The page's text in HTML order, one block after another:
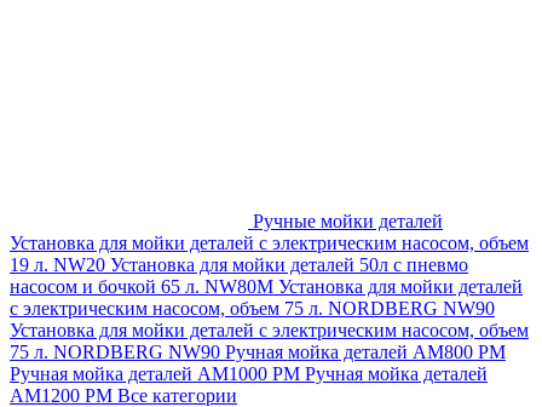
Ручные мойки деталей
Установка для мойки деталей с электрическим насосом, объем
19 л. NW20 Установка для мойки деталей 50л с пневмо
насосом и бочкой 65 л. NW80M Установка для мойки деталей
с электрическим насосом, объем 75 л. NORDBERG NW90
Установка для мойки деталей с электрическим насосом, объем
75 л. NORDBERG NW90 Ручная мойка деталей АМ800 РМ
Ручная мойка деталей АМ1000 РМ Ручная мойка деталей
АМ1200 РМ Все категории